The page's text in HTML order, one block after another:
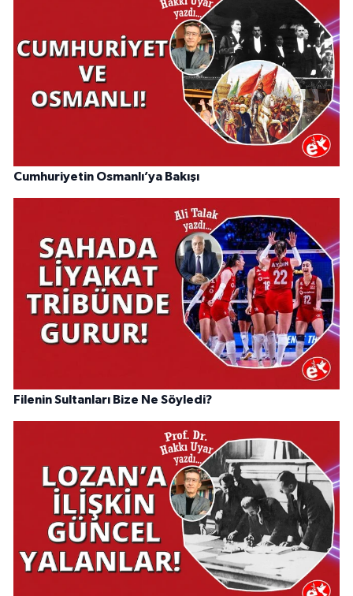
Cumhuriyetin Osmanlı’ya Bakışı
Filenin Sultanları Bize Ne Söyledi?